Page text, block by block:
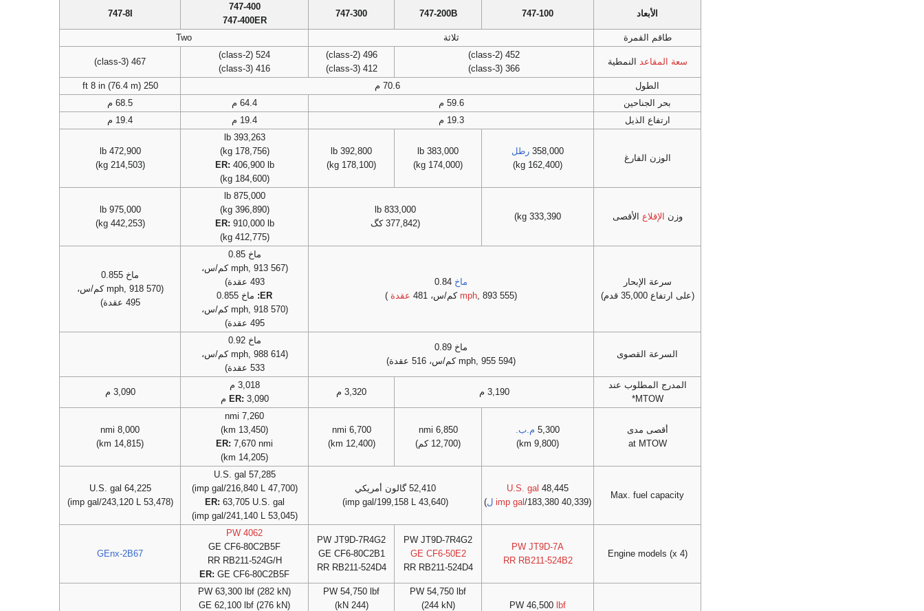
الأبعاد 747-100
747-200B
747-300
747-400
747-400ER
747-8I
طاقم القمرة ثلاثة Two
سعة المقاعد النمطية
452 (2-class)
366 (3-class)
496 (2-class)
412 (3-class)
524 (2-class)
416 (3-class)
467 (3-class)
الطول 70.6 م
250 ft 8 in (76.4 m)
بحر الجناحين
59.6 م 64.4 م
68.5 م
ارتفاع الذيل
19.3 م 19.4 م 19.4 م
الوزن الفارغ
358,000 رطل
(162,400 kg)
383,000 lb
(174,000 kg)
392,800 lb
(178,100 kg)
393,263 lb
(178,756 kg)
ER: 406,900 lb
(184,600 kg)
472,900 lb
(214,503 kg)
وزن الإقلاع الأقصى 333,390 kg)
833,000 lb
(377,842 كگ
875,000 lb
(396,890 kg)
ER: 910,000 lb
(412,775 kg)
975,000 lb
(442,253 kg)
سرعة الإبحار
(على ارتفاع 35,000 قدم)
ماخ
(555
mph , 893 كم/س، 481 عقدة )
ماخ 0.85
(567 mph, 913 كم/س،
493 عقدة)
ER:
ماخ 0.855
(570 mph, 918 كم/س،
495 عقدة)
ماخ 0.855
(570 mph, 918 كم/س،
495 عقدة)
السرعة القصوى
ماخ 0.89
(594 mph, 955 كم/س، 516 عقدة)
ماخ 0.92
(614 mph, 988 كم/س،
533 عقدة)
المدرج المطلوب عند
MTOW*
3,190 م 3,320 م
3,018 م
ER: 3,090 م
3,090 م
أقصى مدى
at MTOW
5,300 م.ب.
(9,800 km)
6,850 nmi
(12,700 كم)
6,700 nmi
(12,400 km)
7,260 nmi
(13,450 km)
ER: 7,670 nmi
(14,205 km)
8,000 nmi
(14,815 km)
Max. fuel capacity
48,445
U.S. gal
(40,339
imp gal /183,380 ل)
52,410 گالون أمريكي
(43,640 imp gal/199,158 L)
57,285 U.S. gal
(47,700 imp gal/216,840 L)
ER: 63,705 U.S. gal
(53,045 imp gal/241,140 L)
64,225 U.S. gal
(53,478 imp gal/243,120 L)
Engine models (x 4)
PW JT9D-7A
RR RB211-524B2
PW JT9D-7R4G2
GE CF6-50E2
RR RB211-524D4
PW JT9D-7R4G2
GE CF6-80C2B1
RR RB211-524D4
PW 4062
GE CF6-80C2B5F
RR RB211-524G/H
ER: GE CF6-80C2B5F
GEnx-2B67
PW 46,500 lbf
PW 54,750 lbf
(244 kN)
PW 54,750 lbf
(244 kN)
PW 63,300 lbf (282 kN)
GE 62,100 lbf (276 kN)